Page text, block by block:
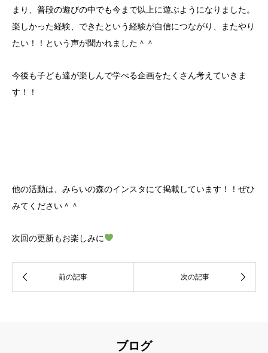
まり、普段の遊びの中でも今まで以上に遊ぶようになりました。
楽しかった経験、できたという経験が自信につながり、またやり
たい！！という声が聞かれました＾＾
今後も子ども達が楽しんで学べる企画をたくさん考えていきま
す！！
他の活動は、みらいの森のインスタにて掲載しています！！ぜひ
みてください＾＾
次回の更新もお楽しみに
ブログ